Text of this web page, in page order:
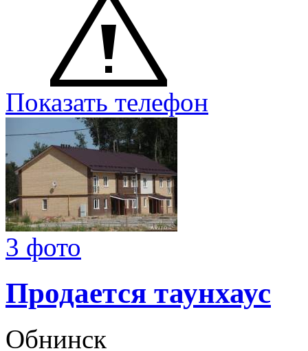
Показать телефон
3 фото
Продается таунхаус
Обнинск